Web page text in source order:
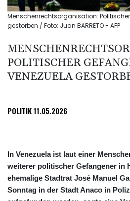
Menschenrechtsorganisation:
gestorben / Foto: Juan BARRETO - AFP
POLITISCHER
VENEZUELA
POLITIK11.05.2026
In Venezuela ist laut einer
weiterer politischer Gefangener in
ehemalige Stadtrat José Manuel
Sonntag in der Stadt Anaco in